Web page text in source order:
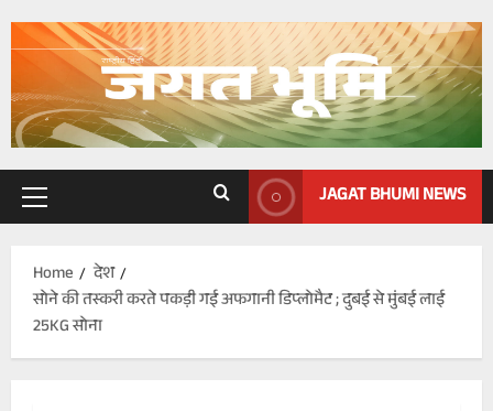
Primary
JAGAT BHUMI NEWS
Home
देश
सोने की तस्करी करते पकड़ी गई अफगानी डिप्लोमैट ; दुबई से मुंबई लाई
25KG सोना